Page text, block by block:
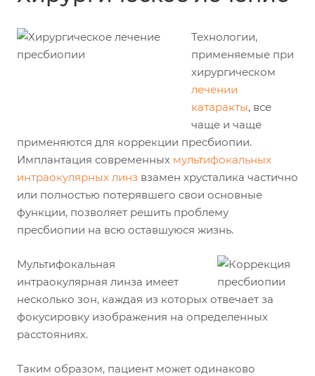
Технологии,
применяемые при
хирургическом
лечении
катаракты, все
чаще и чаще
применяются для коррекции пресбиопии.
Имплантация современных мультифокальных
интраокулярных линз взамен хрусталика частично
или полностью потерявшего свои основные
функции, позволяет решить проблему
пресбиопии на всю оставшуюся жизнь.
Мультифокальная
интраокулярная линза имеет
несколько зон, каждая из которых отвечает за
фокусировку изображения на определенных
расстояниях.
Таким образом, пациент может одинаково